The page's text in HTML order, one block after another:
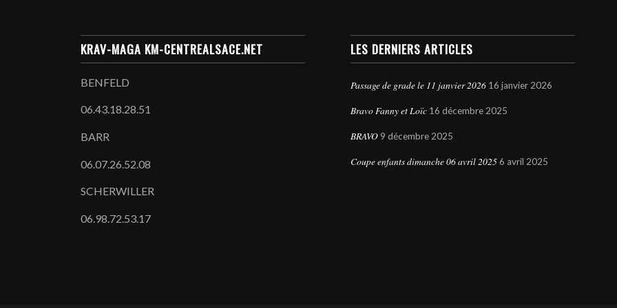
KRAV-MAGA KM-CENTREALSACE.NET
BENFELD
06.43.18.28.51
BARR
06.07.26.52.08
SCHERWILLER
06.98.72.53.17
LES DERNIERS ARTICLES
Passage de grade le 11 janvier 2026 16 janvier 2026
Bravo Fanny et Loïc 16 décembre 2025
BRAVO 9 décembre 2025
Coupe enfants dimanche 06 avril 2025 6 avril 2025